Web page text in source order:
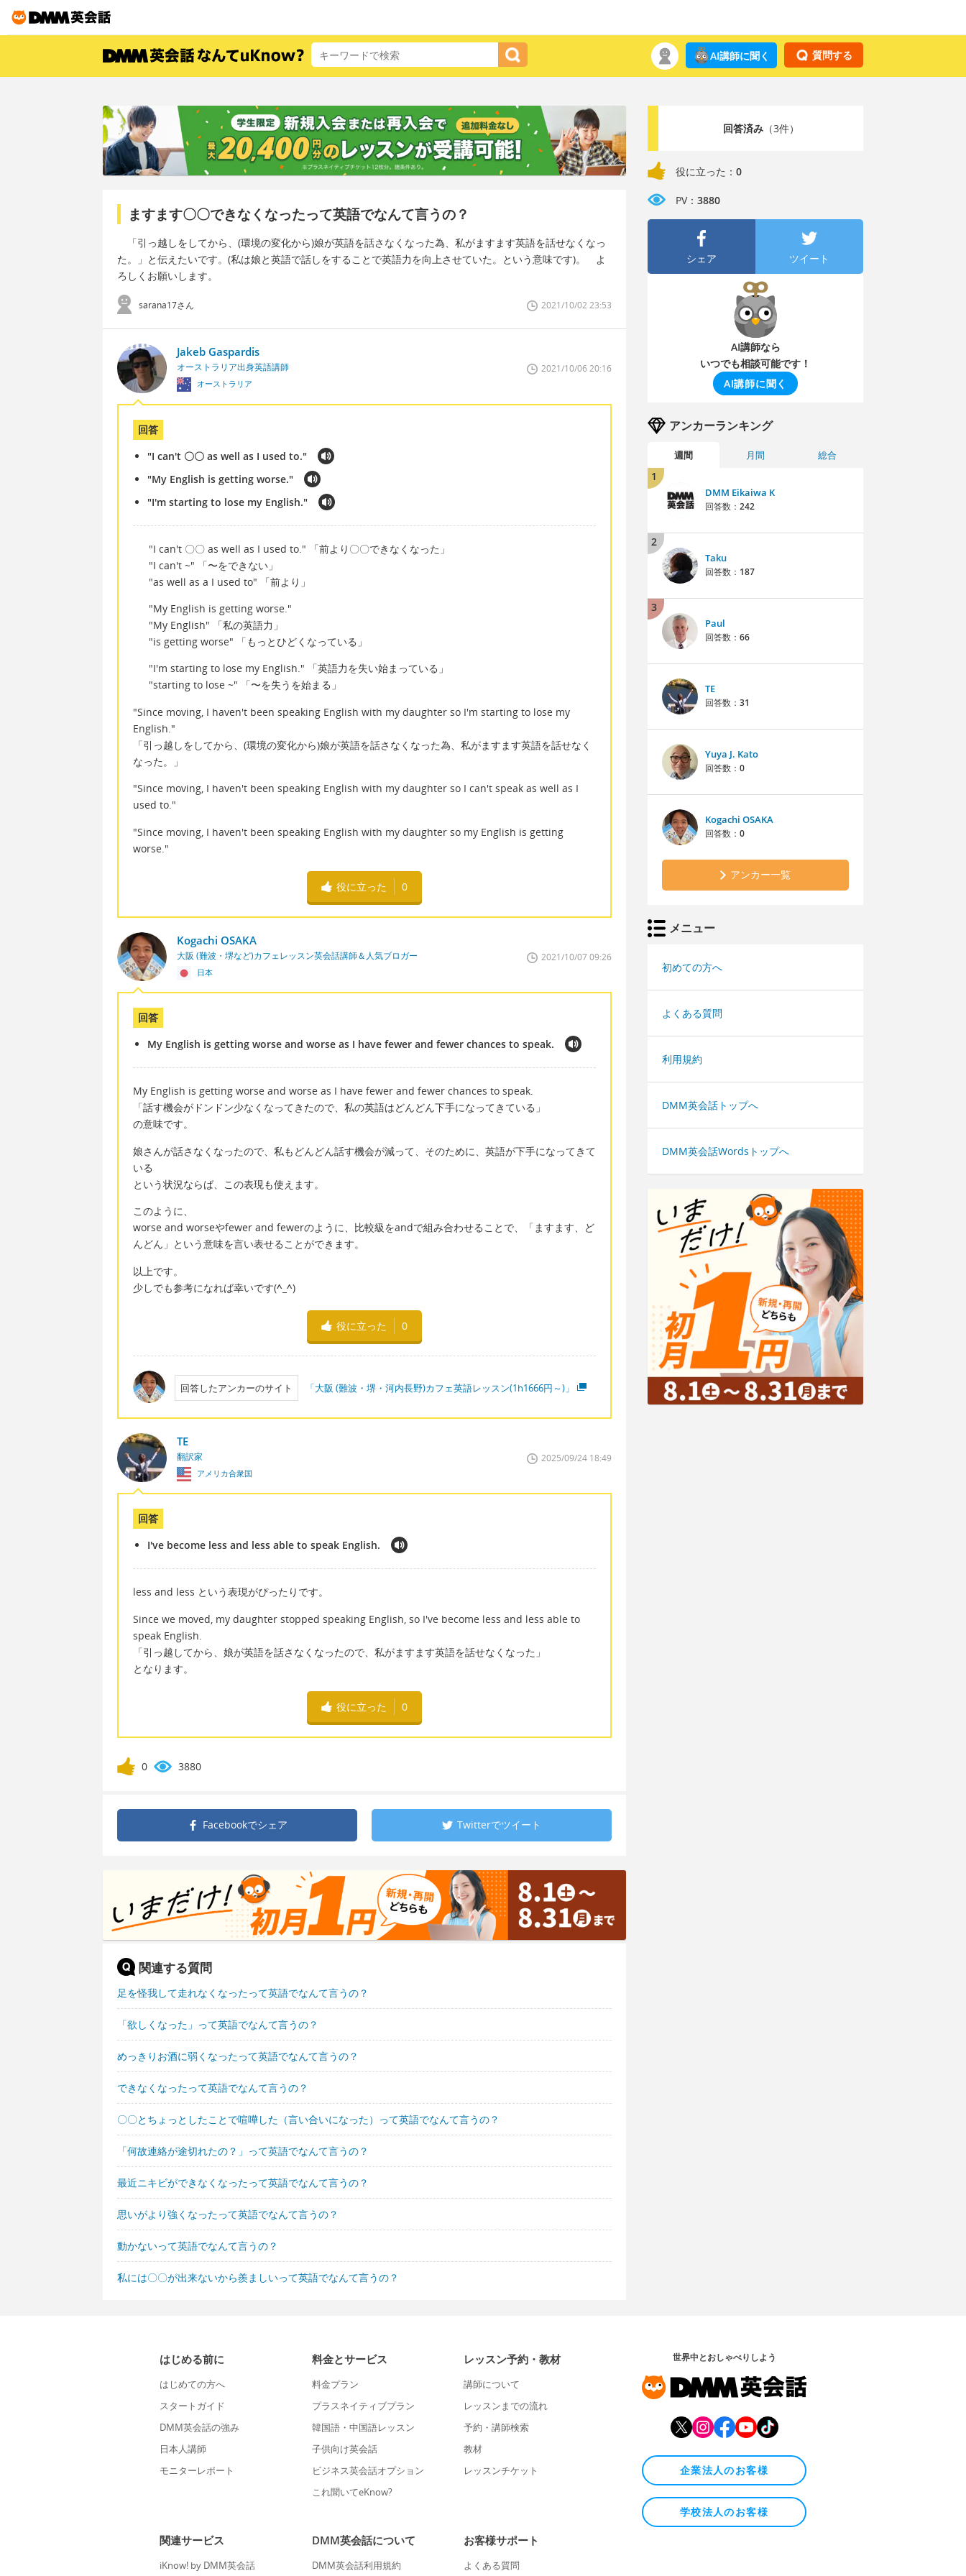
質問する
AI講師に聞く
ますます〇〇できなくなったって英語でなんて言うの？
「引っ越しをしてから、(環境の変化から)娘が英語を話さなくなった為、私がますます英語を話せなくなっ
た。」と伝えたいです。(私は娘と英語で話しをすることで英語力を向上させていた。という意味です)。 よ
ろしくお願いします。
sarana17さん 2021/10/02 23:53
Jakeb Gaspardis
オーストラリア出身英語講師
オーストラリア
2021/10/06 20:16
回答
"I can't 〇〇 as well as I used to."
"My English is getting worse."
"I'm starting to lose my English."
"I can't 〇〇 as well as I used to." 「前より〇〇できなくなった」
"I can't ~" 「〜をできない」
"as well as a I used to" 「前より」
"My English is getting worse."
"My English" 「私の英語力」
"is getting worse" 「もっとひどくなっている」
"I'm starting to lose my English." 「英語力を失い始まっている」
"starting to lose ~" 「〜を失うを始まる」
"Since moving, I haven't been speaking English with my daughter so I'm starting to lose my
English."
「引っ越しをしてから、(環境の変化から)娘が英語を話さなくなった為、私がますます英語を話せなく
なった。」
"Since moving, I haven't been speaking English with my daughter so I can't speak as well as I
used to."
"Since moving, I haven't been speaking English with my daughter so my English is getting
worse."
役に立った 0
Kogachi OSAKA
大阪 (難波・堺など)カフェレッスン英会話講師＆人気ブロガー
日本
2021/10/07 09:26
回答
My English is getting worse and worse as I have fewer and fewer chances to speak.
My English is getting worse and worse as I have fewer and fewer chances to speak.
「話す機会がドンドン少なくなってきたので、私の英語はどんどん下手になってきている」
の意味です。
娘さんが話さなくなったので、私もどんどん話す機会が減って、そのために、英語が下手になってきて
いる
という状況ならば、この表現も使えます。
このように、
worse and worseやfewer and fewerのように、比較級をandで組み合わせることで、「ますます、ど
んどん」という意味を言い表せることができます。
以上です。
少しでも参考になれば幸いです(^_^)
役に立った 0
回答したアンカーのサイト 「大阪 (難波・堺・河内長野)カフェ英語レッスン(1h1666円～)」
TE
翻訳家
アメリカ合衆国
2025/09/24 18:49
回答
I've become less and less able to speak English.
less and less という表現がぴったりです。
Since we moved, my daughter stopped speaking English, so I've become less and less able to
speak English.
「引っ越してから、娘が英語を話さなくなったので、私がますます英語を話せなくなった」
となります。
役に立った 0
0 3880
Facebookでシェア Twitterでツイート
関連する質問
足を怪我して走れなくなったって英語でなんて言うの？
「欲しくなった」って英語でなんて言うの？
めっきりお酒に弱くなったって英語でなんて言うの？
できなくなったって英語でなんて言うの？
〇〇とちょっとしたことで喧嘩した（言い合いになった）って英語でなんて言うの？
「何故連絡が途切れたの？」って英語でなんて言うの？
最近ニキビができなくなったって英語でなんて言うの？
思いがより強くなったって英語でなんて言うの？
動かないって英語でなんて言うの？
私には〇〇が出来ないから羨ましいって英語でなんて言うの？
回答済み（3件）
役に立った： 0
PV： 3880
シェア ツイート
AI講師なら
いつでも相談可能です！
AI講師に聞く
アンカーランキング
週間 月間 総合
1
DMM Eikaiwa K
回答数： 242
2
Taku
回答数： 187
3
Paul
回答数： 66
TE
回答数： 31
Yuya J. Kato
回答数： 0
Kogachi OSAKA
回答数： 0
アンカー一覧
メニュー
初めての方へ
よくある質問
利用規約
DMM英会話トップへ
DMM英会話Wordsトップへ
はじめる前に
はじめての方へ
スタートガイド
DMM英会話の強み
日本人講師
モニターレポート
料金とサービス
料金プラン
プラスネイティブプラン
韓国語・中国語レッスン
子供向け英会話
ビジネス英会話オプション
これ聞いてeKnow?
レッスン予約・教材
講師について
レッスンまでの流れ
予約・講師検索
教材
レッスンチケット
関連サービス
iKnow! by DMM英会話
DMM英会話について
DMM英会話利用規約
お客様サポート
よくある質問
世界中とおしゃべりしよう
企業法人のお客様
学校法人のお客様